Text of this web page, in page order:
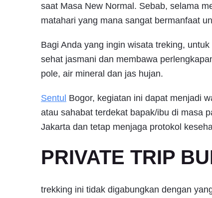
saat Masa New Normal. Sebab, selama
matahari yang mana sangat bermanfaat
Bagi Anda yang ingin wisata treking,
sehat jasmani dan membawa
pole, air mineral dan jas hujan.
Sentul Bogor, kegiatan ini dapat menjadi
atau sahabat terdekat bapak/ibu di masa
Jakarta dan tetap menjaga protokol
PRIVATE TRIP
trekking ini tidak digabungkan dengan